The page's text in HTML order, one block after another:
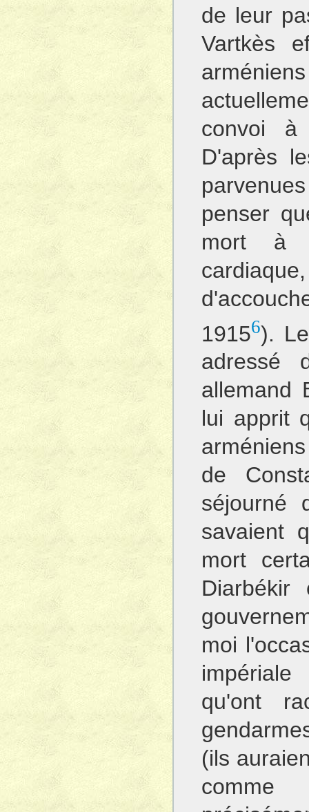
de leur
Vartkès
convoi à
D'après
penser
mort à
19156).
adressé
allemand
lui apprit
de
séjourné
savaient
mort
Diarbékir
moi
qu'ont
(ils
comme